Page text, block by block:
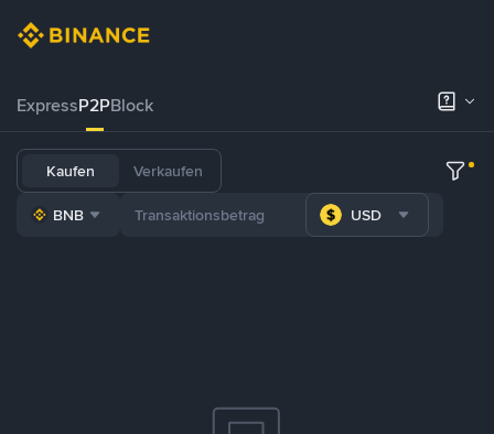
ExpressP2PBlock
Kaufen Verkaufen
BNB USD